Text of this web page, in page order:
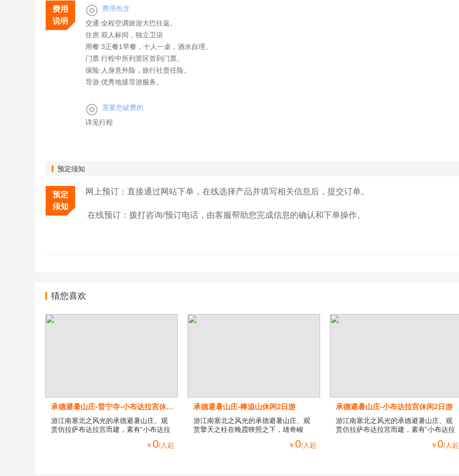
费用
说明
◎
费用包含
交通:全程空调旅游大巴往返。
住房:双人标间，独立卫浴
用餐:3正餐1早餐，十人一桌，酒水自理。
门票:行程中所列景区首到门票。
保险:人身意外险，旅行社责任险。
导游:优秀地接导游服务。
◎
需要您破费的
详见行程
预定须知
预定
须知
网上预订：直接通过网站下单，在线选择产品并填写相关信息后，提交订单。
在线预订：拨打咨询/预订电话，由客服帮助您完成信息的确认和下单操作。
猜您喜欢
承德避暑山庄-普宁寺-小布达拉宫休闲2日游
游江南塞北之风光的承德避暑山庄、观
赏仿拉萨布达拉宫而建，素有“小布达拉
￥0/人起
承德避暑山庄-棒追山休闲2日游
游江南塞北之风光的承德避暑山庄、观
赏擎天之柱在晚霞映照之下，雄奇峻
￥0/人起
承德避暑山庄-小布达拉宫休闲2日游
游江南塞北之风光的承德避暑山庄、观
赏仿拉萨布达拉宫而建，素有“小布达拉
￥0/人起